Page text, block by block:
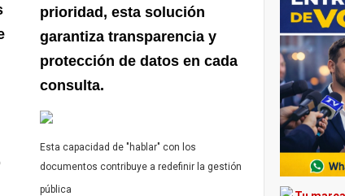
prioridad, esta solución
garantiza transparencia y
protección de datos en cada
consulta.
Esta capacidad de"hablar" con los
documentos contribuye a redefinir la gestión
pública